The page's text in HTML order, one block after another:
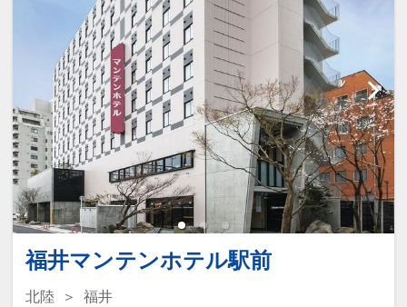
福井マンテンホテル駅前
北陸
福井